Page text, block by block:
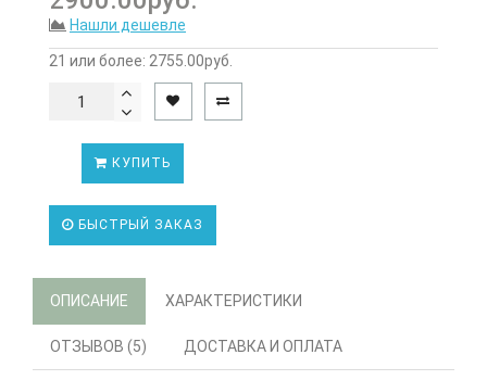
Нашли дешевле
21 или более: 2755.00руб.
КУПИТЬ
БЫСТРЫЙ ЗАКАЗ
ОПИСАНИЕ ХАРАКТЕРИСТИКИ
ОТЗЫВОВ (5) ДОСТАВКА И ОПЛАТА